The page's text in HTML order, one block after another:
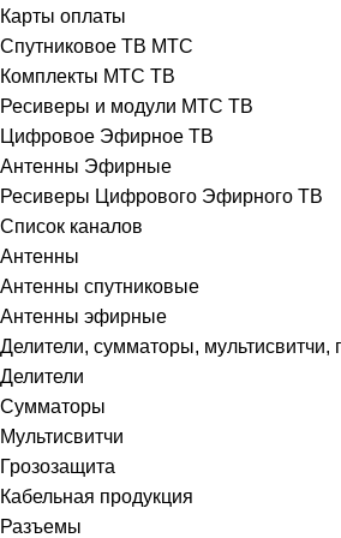
Карты оплаты
Спутниковое ТВ МТС
Комплекты МТС ТВ
Ресиверы и модули МТС ТВ
Цифровое Эфирное ТВ
Антенны Эфирные
Ресиверы Цифрового Эфирного ТВ
Список каналов
Антенны
Антенны спутниковые
Антенны эфирные
Делители, сумматоры, мультисвитчи,
Делители
Сумматоры
Мультисвитчи
Грозозащита
Кабельная продукция
Разъемы